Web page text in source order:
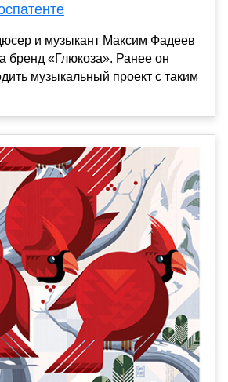
и музыкант Максим Фадеев
бренд «Глюкоза». Ранее он
музыкальный проект с таким